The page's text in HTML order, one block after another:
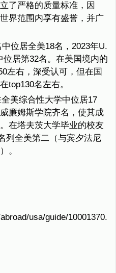
了严格的质量标准，因
界范围内享有盛誉，并广
位居全美18名，2023年U.
居第32名。在美国境内的
左右，深受认可，但在国
top130名左右。
美综合性大学中位居17
廉姆斯学院齐名，使其成
在塔夫茨大学毕业的校友
列全美第二（与宾夕法尼
。
usa/guide/10001370.